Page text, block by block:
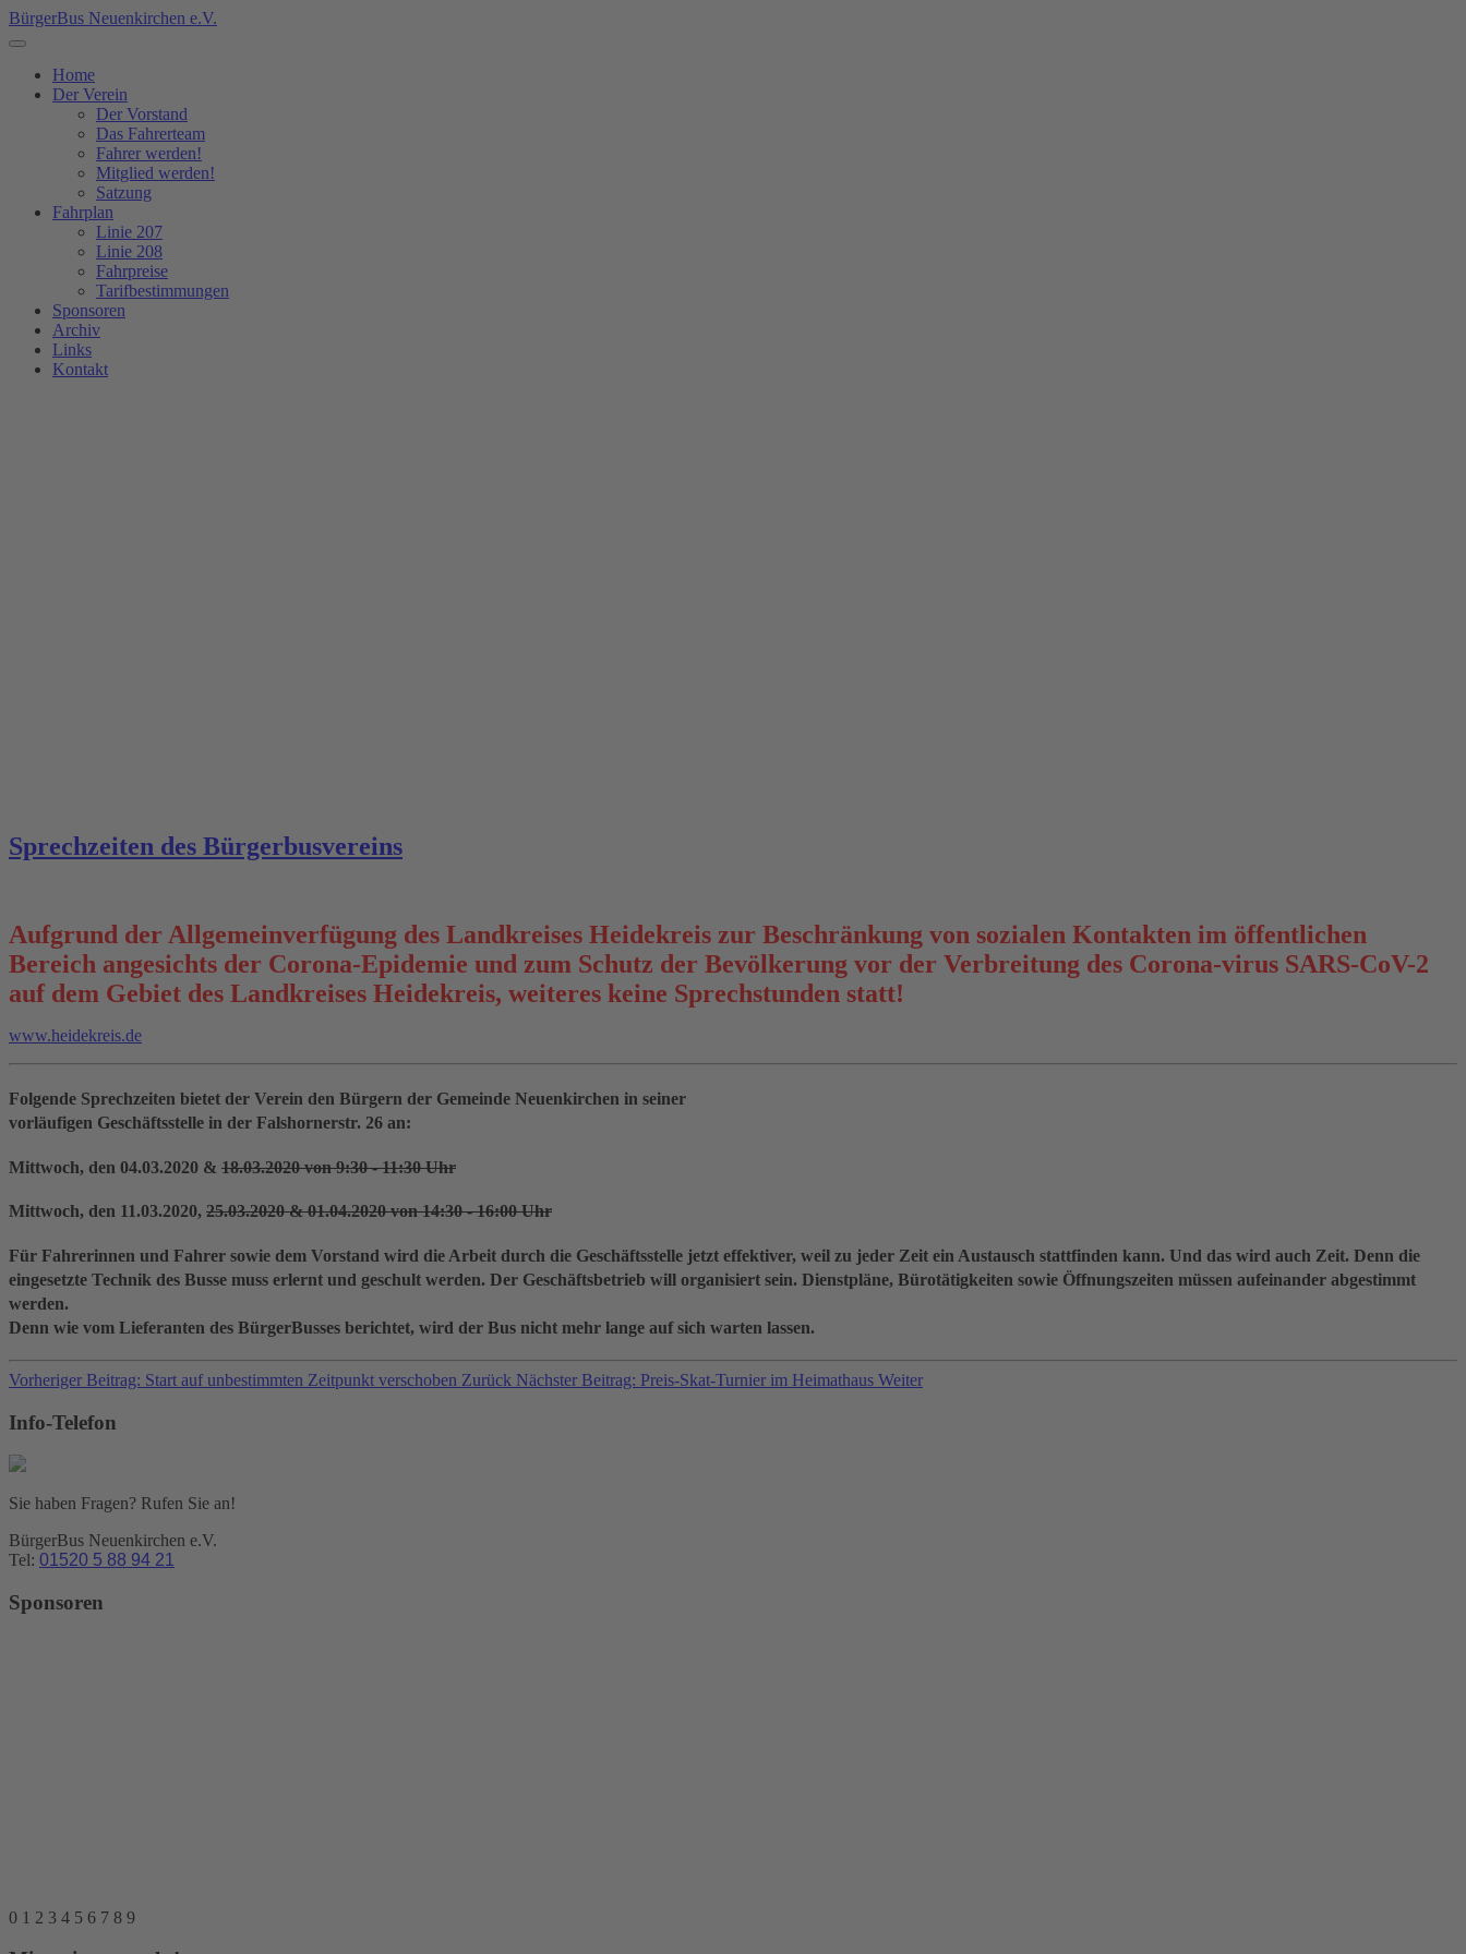
BürgerBus Neuenkirchen e.V.
Home
Der Verein
Der Vorstand
Das Fahrerteam
Fahrer werden!
Mitglied werden!
Satzung
Fahrplan
Linie 207
Linie 208
Fahrpreise
Tarifbestimmungen
Sponsoren
Archiv
Links
Kontakt
Sprechzeiten des Bürgerbusvereins
Aufgrund der Allgemeinverfügung des Landkreises Heidekreis zur Beschränkung von sozialen Kontakten im öffentlichen
Bereich angesichts der Corona-Epidemie und zum Schutz der Bevölkerung vor der Verbreitung des Corona-virus SARS-CoV-2
auf dem Gebiet des Landkreises Heidekreis, weiteres keine Sprechstunden statt!
www.heidekreis.de
Folgende Sprechzeiten bietet der Verein den Bürgern der Gemeinde Neuenkirchen in seiner
vorläufigen Geschäftsstelle in der Falshornerstr. 26 an:
Mittwoch, den 04.03.2020 & 18.03.2020 von 9:30 - 11:30 Uhr
Mittwoch, den 11.03.2020, 25.03.2020 & 01.04.2020 von 14:30 - 16:00 Uhr
Für Fahrerinnen und Fahrer sowie dem Vorstand wird die Arbeit durch die Geschäftsstelle jetzt effektiver, weil zu jeder Zeit ein Austausch stattfinden kann. Und das wird auch Zeit. Denn die
eingesetzte Technik des Busse muss erlernt und geschult werden. Der Geschäftsbetrieb will organisiert sein. Dienstpläne, Bürotätigkeiten sowie Öffnungszeiten müssen aufeinander abgestimmt
werden.
Denn wie vom Lieferanten des BürgerBusses berichtet, wird der Bus nicht mehr lange auf sich warten lassen.
Vorheriger Beitrag: Start auf unbestimmten Zeitpunkt verschoben Zurück Nächster Beitrag: Preis-Skat-Turnier im Heimathaus Weiter
Info-Telefon
Sie haben Fragen? Rufen Sie an!
BürgerBus Neuenkirchen e.V.
Tel: 01520 5 88 94 21
Sponsoren
0 1 2 3 4 5 6 7 8 9